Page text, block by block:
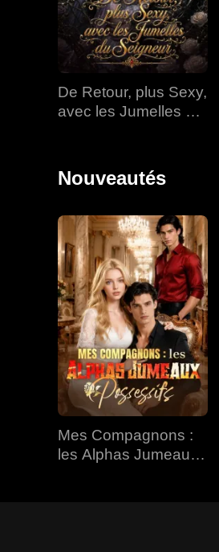
De Retour, plus Sexy,
avec les Jumelles du
Nouveautés
Mes Compagnons :
les Alphas Jumeaux